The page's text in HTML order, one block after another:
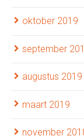
oktober 2019
september
augustus 2019
maart 2019
november